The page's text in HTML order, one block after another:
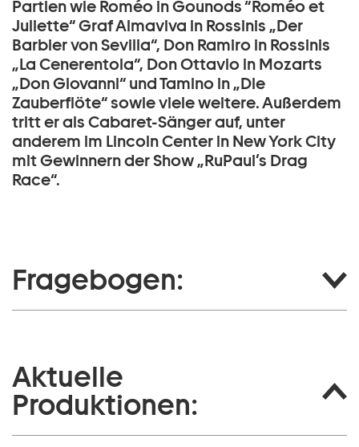
Partien wie Roméo in Gounods “Roméo et
Juliette“ Graf Almaviva in Rossinis „Der
Barbier von Sevilla“, Don Ramiro in Rossinis
„La Cenerentola“, Don Ottavio in Mozarts
„Don Giovanni“ und Tamino in „Die
Zauberflöte“ sowie viele weitere. Außerdem
tritt er als Cabaret-Sänger auf, unter
anderem im Lincoln Center in New York City
mit Gewinnern der Show „RuPaul’s Drag
Race“.
Fragebogen:
Aktuelle
Produktionen: